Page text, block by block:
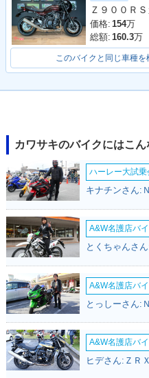
2022年 Z900RS・
カラーチェンジ
2021年
カラーチ
2019年 Z900RS
2018年
Ｚ９００Ｒ
価格: 154万
総額: 160.3万
このバイクと同じ車種を
カワサキのバイクにはこ
ハーレー大試
キナチンさん:
A&W名護店バ
とくちゃんさ
A&W名護店バ
A&W名護店バ
ヒデさん:ＺＲ